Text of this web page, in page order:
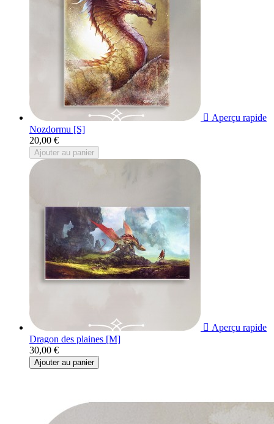
 Aperçu rapide
Nozdormu [S]
20,00 €
Ajouter au panier
 Aperçu rapide
Dragon des plaines [M]
30,00 €
Ajouter au panier